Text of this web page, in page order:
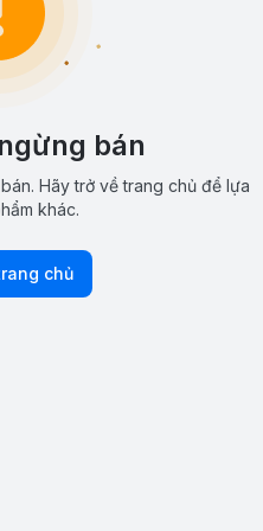
bán
Hãy trở về trang chủ để lựa
khác.
chủ